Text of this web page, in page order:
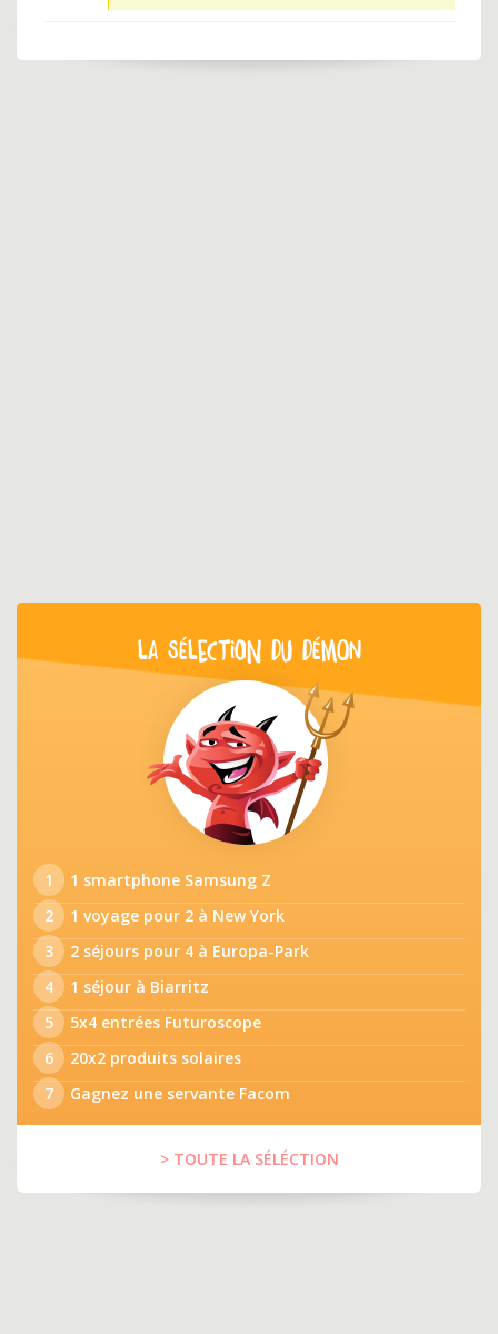
LA SÉLECTION DU DÉMON
1
1 smartphone Samsung Z
2
1 voyage pour 2 à New York
3
2 séjours pour 4 à Europa-Park
4
1 séjour à Biarritz
5
5x4 entrées Futuroscope
6
20x2 produits solaires
7
Gagnez une servante Facom
> TOUTE LA SÉLÉCTION